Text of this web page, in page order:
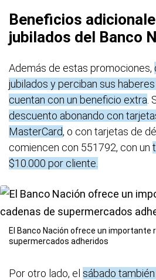
Beneficios
jubilados del Banco
Además de estas promociones,
jubilados y perciban sus
cuentan con un beneficio extra
descuento abonando con
MasterCard, o con tarjetas de
comiencen con 551792, con un
$10.000 por cliente.
El Banco Nación ofrece un importante
supermercados adheridos
Por otro lado, el sábado